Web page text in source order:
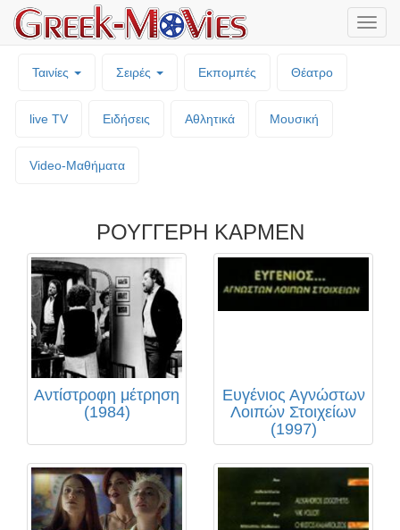
Ταινίες Σειρές Εκπομπές Θέατρο
live TV Ειδήσεις Αθλητικά Μουσική
Video-Mαθήματα
ΡΟΥΓΓΕΡΗ ΚΑΡΜΕΝ
Αντίστροφη μέτρηση
(1984)
Ευγένιος Αγνώστων
Λοιπών Στοιχείων
(1997)